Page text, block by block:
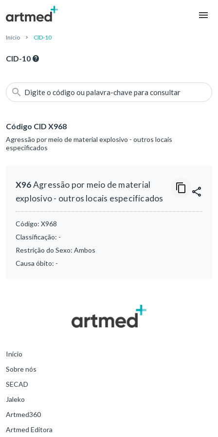
Início CID-10
CID-10
Digite o código ou palavra-chave para consultar
Código CID X968
Agressão por meio de material explosivo - outros locais
especificados
X96Agressão por meio de material
explosivo - outros locais especificados
Código: X968
Classificação: -
Restrição do Sexo: Ambos
Causa óbito: -
Início
Sobre nós
SECAD
Jaleko
Artmed360
Artmed Editora